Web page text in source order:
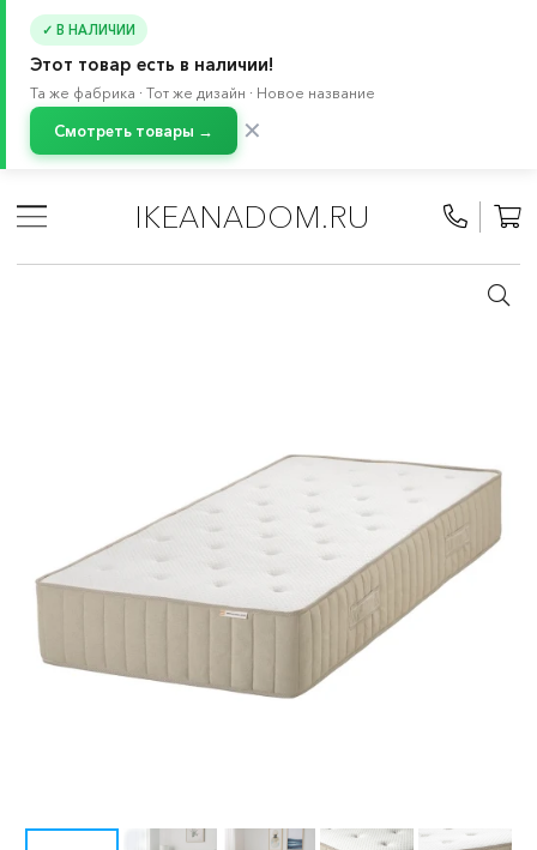
✓ В НАЛИЧИИ
Этот товар есть в наличии!
Та же фабрика · Тот же дизайн · Новое название
Смотреть товары → ✕
IKEANADOM.RU
Пружинные матрасы